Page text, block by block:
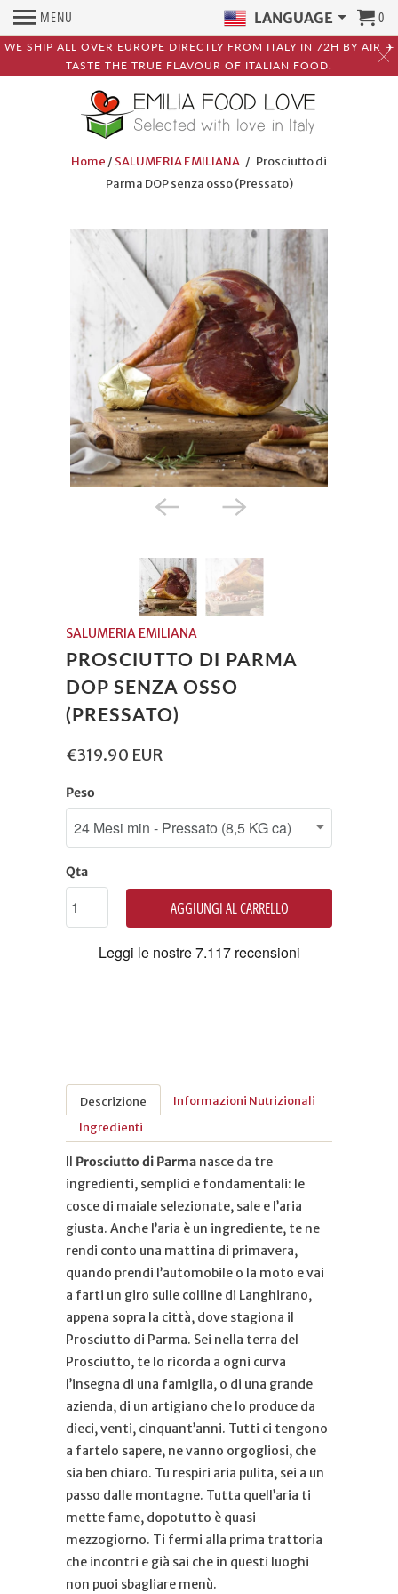
WE SHIP ALL OVER EUROPE DIRECTLY FROM ITALY IN 72H BY AIR ✈️
TASTE THE TRUE FLAVOUR OF ITALIAN FOOD.
MENU LANGUAGE 0
Home /SALUMERIA EMILIANA / Prosciutto di
Parma DOP senza osso (Pressato)
SALUMERIA EMILIANA
PROSCIUTTO DI PARMA
DOP SENZA OSSO
(PRESSATO)
€319.90 EUR
Peso
Qta
AGGIUNGI AL CARRELLO
Descrizione
Informazioni Nutrizionali
Ingredienti
Il Prosciutto di Parma nasce da tre
ingredienti, semplici e fondamentali: le
cosce di maiale selezionate, sale e l’aria
giusta. Anche l’aria è un ingrediente, te ne
rendi conto una mattina di primavera,
quando prendi l’automobile o la moto e vai
a farti un giro sulle colline di Langhirano,
appena sopra la città, dove stagiona il
Prosciutto di Parma. Sei nella terra del
Prosciutto, te lo ricorda a ogni curva
l’insegna di una famiglia, o di una grande
azienda, di un artigiano che lo produce da
dieci, venti, cinquant’anni. Tutti ci tengono
a fartelo sapere, ne vanno orgogliosi, che
sia ben chiaro. Tu respiri aria pulita, sei a un
passo dalle montagne. Tutta quell’aria ti
mette fame, dopotutto è quasi
mezzogiorno. Ti fermi alla prima trattoria
che incontri e già sai che in questi luoghi
non puoi sbagliare menù.